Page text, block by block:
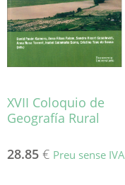
XVII Coloquio de
Geografía Rural
28.85 € Preu sense IVA